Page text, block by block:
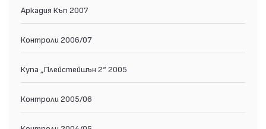
Аркадия Къп 2007
Контроли 2006/07
Купа „Плейстейшън 2“ 2005
Контроли 2005/06